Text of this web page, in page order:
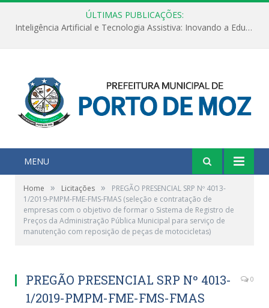
ÚLTIMAS PUBLICAÇÕES:
Inteligência Artificial e Tecnologia Assistiva: Inovando a Educação Especial e Inclusiva
MENU
Home » Licitações »
PREGÃO PRESENCIAL SRP Nº 4013-
1/2019-PMPM-FME-FMS-FMAS (seleção e contratação de
empresas com o objetivo de formar o Sistema de Registro de
Preços da Administração Pública Municipal para serviço de
manutenção com reposição de peças de motocicletas)
PREGÃO PRESENCIAL SRP Nº 4013-
1/2019-PMPM-FME-FMS-FMAS
0